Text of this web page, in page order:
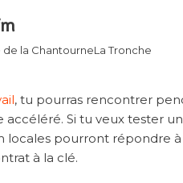
de la ChantourneLa Tronche
, tu pourras rencontrer
Si tu veux tester
locales pourront répondre
à la clé.